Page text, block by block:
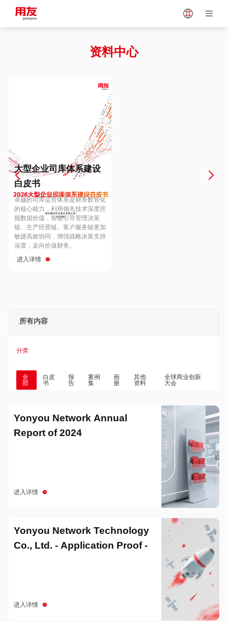
Vietnam
Europe
Hungary
Hong Kong
资料中心
大型企业司库体系建设
白皮书
卓越的司库运营体系是财务数智化
的核心能力，利用领先技术深度挖
掘数据价值，智能引导管理决策
链、生产经营链、客户服务链更加
敏捷高效协同，增强战略決策支持
深度，走向价值财务。
进入详情
所有内容
分类
全
部
白皮
书
报
告
案例
集
画
册
其他
资料
全球商业创新
大会
Yonyou Network Annual
Report of 2024
进入详情
Yonyou Network Technology
Co., Ltd. - Application Proof -
进入详情